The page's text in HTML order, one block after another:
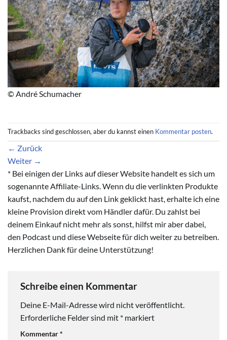
© André Schumacher
Trackbacks sind geschlossen, aber du kannst einen Kommentar posten.
← Zurück
Weiter →
* Bei einigen der Links auf dieser Website handelt es sich um
sogenannte Affiliate-Links. Wenn du die verlinkten Produkte
kaufst, nachdem du auf den Link geklickt hast, erhalte ich eine
kleine Provision direkt vom Händler dafür. Du zahlst bei
deinem Einkauf nicht mehr als sonst, hilfst mir aber dabei,
den Podcast und diese Webseite für dich weiter zu betreiben.
Herzlichen Dank für deine Unterstützung!
Schreibe einen Kommentar
Deine E-Mail-Adresse wird nicht veröffentlicht.
Erforderliche Felder sind mit * markiert
Kommentar*